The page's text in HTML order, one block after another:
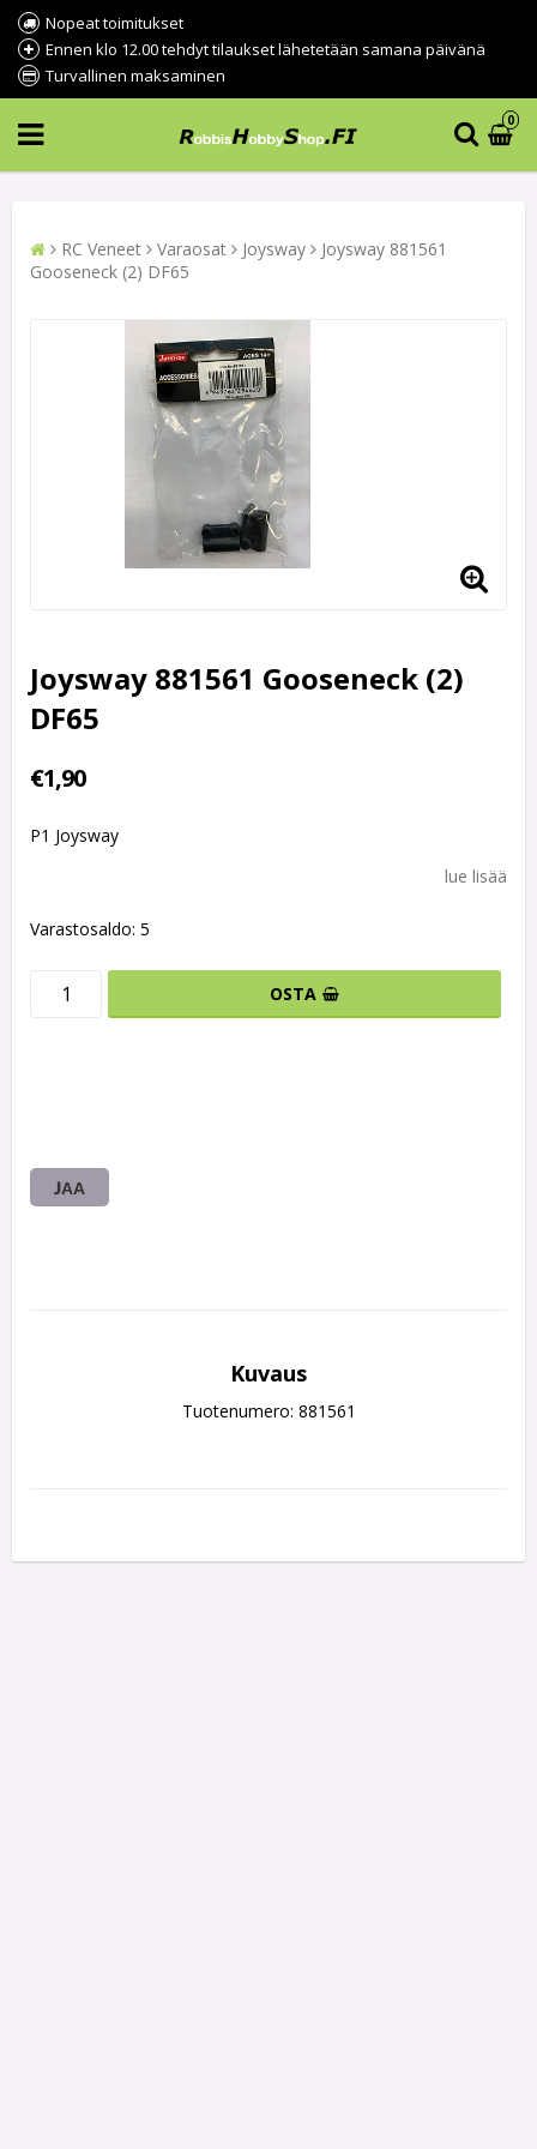
Nopeat toimitukset
Ennen klo 12.00 tehdyt tilaukset lähetetään samana päivänä
Turvallinen maksaminen
0
RC Veneet Varaosat Joysway
Joysway 881561
Gooseneck (2) DF65
Joysway 881561 Gooseneck (2)
DF65
€1,90
P1 Joysway
lue lisää
Varastosaldo: 5
OSTA
JAA
Kuvaus
Tuotenumero: 881561